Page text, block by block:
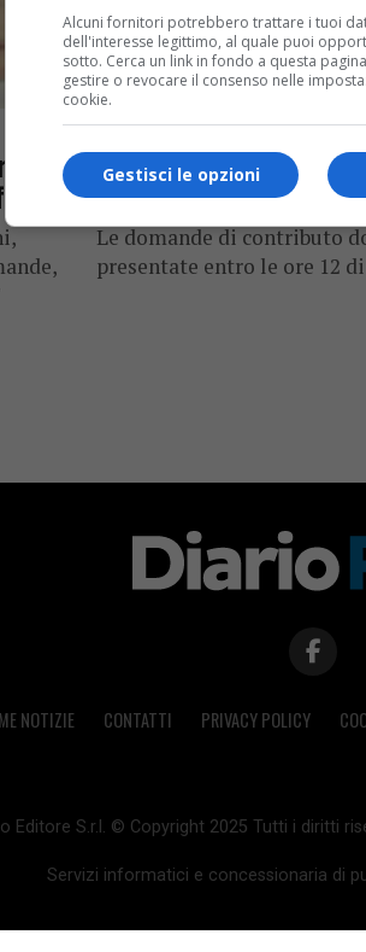
per Coronavirus: la
degli affitti di negozi e
Le domande di contributo
presentate entro le ore 12
NOTIZIE CONTATTI PRIVACY POLICY
Editore S.r.l. © Copyright 2025 Tutti i diritti
Servizi informatici e concessionaria di
Alcuni fornitori potrebbero trattare i tuoi
dell'interesse legittimo, al quale puoi
sotto. Cerca un link in fondo a questa
gestire o revocare il consenso nelle
cookie.
Gestisci le opzioni